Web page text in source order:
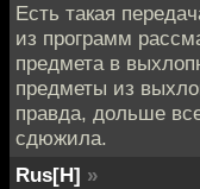
Есть такая
из программ
предмета в
предметы из
правда, дольше
сдюжила.
Rus[H] »